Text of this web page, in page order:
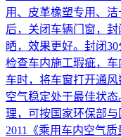
用、皮革橡塑专用、
后，关闭车辆门窗，
晒，效果更好。封闭
检查车内施工瑕疵，
车时，将车窗打开通
空气稳定处于最佳状
理，可按国家环保部
2011《乘用车内空气